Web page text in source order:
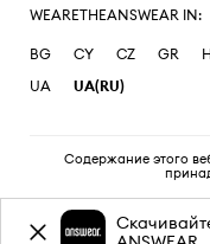
WEARETHEANSWEAR IN:
BG CY CZ GR
UA
UA(RU)
Содержание этого